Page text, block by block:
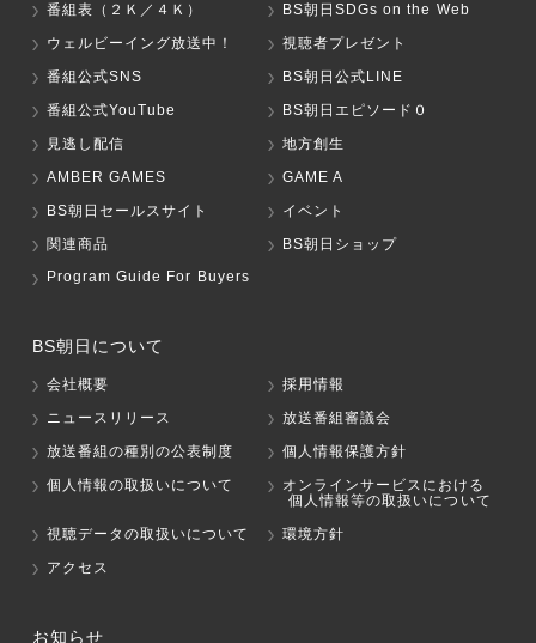
番組表（２Ｋ／４Ｋ）
BS朝日SDGs on the Web
ウェルビーイング放送中！
視聴者プレゼント
番組公式SNS
BS朝日公式LINE
番組公式YouTube
BS朝日エピソード０
見逃し配信
地方創生
AMBER GAMES
GAME A
BS朝日セールスサイト
イベント
関連商品
BS朝日ショップ
Program Guide For Buyers
BS朝日について
会社概要
採用情報
ニュースリリース
放送番組審議会
放送番組の種別の公表制度
個人情報保護方針
個人情報の取扱いについて
オンラインサービスにおける
個人情報等の取扱いについて
視聴データの取扱いについて
環境方針
アクセス
お知らせ